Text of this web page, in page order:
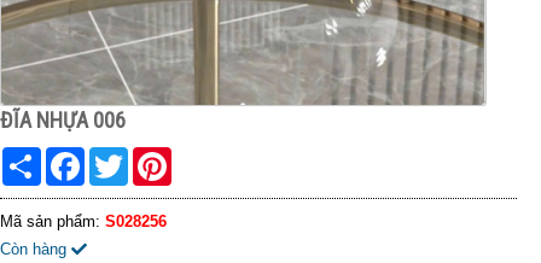
ĐĨA NHỰA 006
Share FacebookTwitter
Mã sản phẩm: S028256
Còn hàng